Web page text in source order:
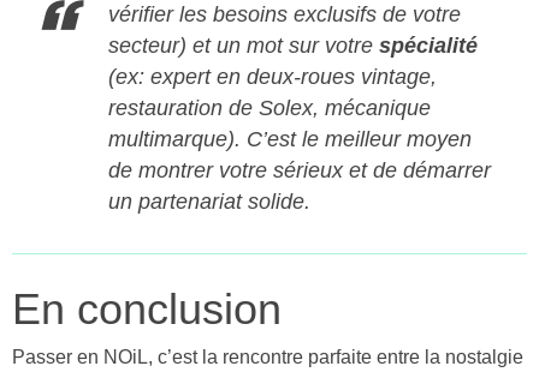
vérifier les besoins exclusifs de votre
secteur) et un mot sur votre spécialité
(ex: expert en deux-roues vintage,
restauration de Solex, mécanique
multimarque). C’est le meilleur moyen
de montrer votre sérieux et de démarrer
un partenariat solide.
En conclusion
Passer en NOiL, c’est la rencontre parfaite entre la nostalgie